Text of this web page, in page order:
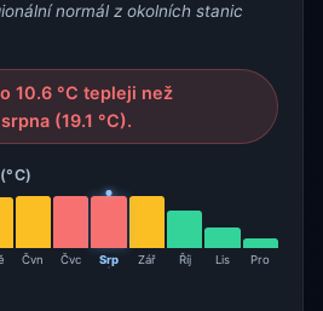
normál z okolních stanic
10.6 °C tepleji než
(19.1 °C).
Čvn Čvc Srp Zář Říj Lis Pro